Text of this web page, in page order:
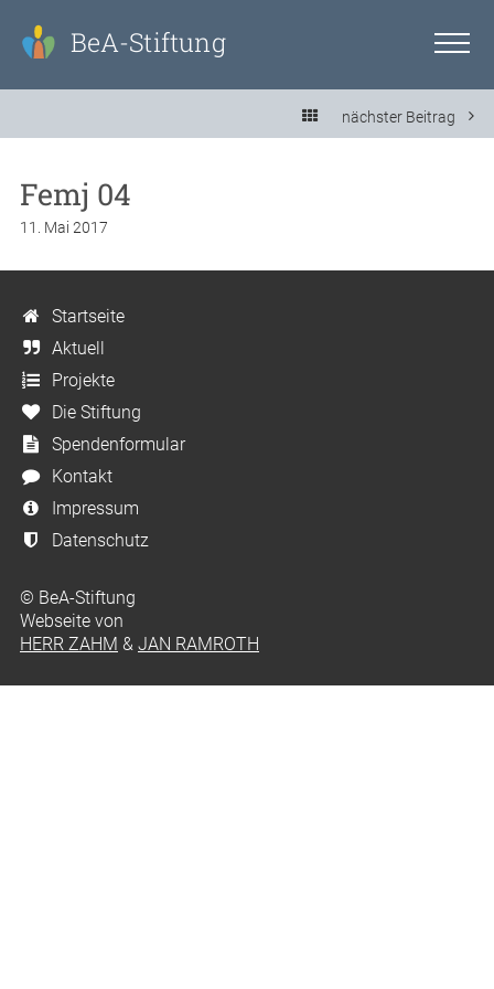
BeA-Stiftung
nächster Beitrag
Femj 04
11. Mai 2017
Startseite
Aktuell
Projekte
Die Stiftung
Spendenformular
Kontakt
Impressum
Datenschutz
© BeA-Stiftung
Webseite von
HERR ZAHM & JAN RAMROTH